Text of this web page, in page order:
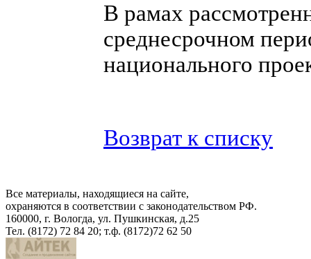
В рамах
среднесрочном
национального
Возврат к списку
Все материалы, находящиеся на сайте,
охраняются в соответствии с законодательством РФ.
160000, г. Вологда, ул. Пушкинская, д.25
Тел. (8172) 72 84 20; т.ф. (8172)72 62 50